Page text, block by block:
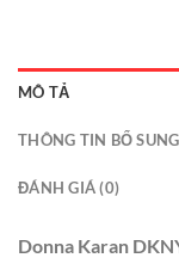
MÔ TẢ
THÔNG TIN BỔ SUNG
ĐÁNH GIÁ (0)
Donna Karan